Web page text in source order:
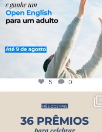
5 0